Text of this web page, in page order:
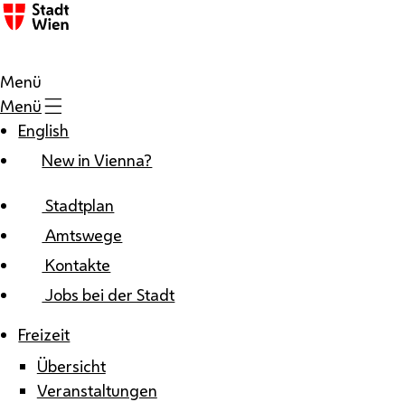
Zum Inhalt
Menü
Menü
English
New in Vienna?
Stadtplan
Amtswege
Kontakte
Jobs bei der Stadt
Freizeit
Übersicht
Veranstaltungen